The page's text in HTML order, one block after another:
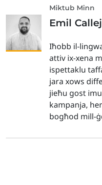
Miktub Minn
Emil
Iħobb il-
attiv ix-xena
ispettaklu
jara xows
jieħu gost
kampanja,
bogħod mill-